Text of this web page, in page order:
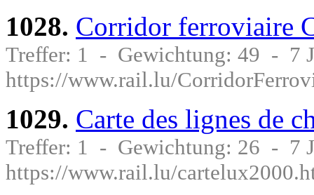
1028. Corridor ferroviaire
Treffer: 1 - Gewichtung: 49 - 7
https://www.rail.lu/
1029. Carte des lignes de
Treffer: 1 - Gewichtung: 26 - 7
https://www.rail.lu/